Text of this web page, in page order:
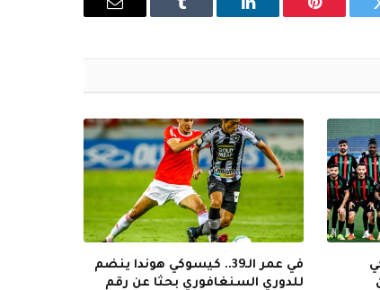
بينتيريستلينكدإن Tumblr
البريد
في عمر الـ39.. كيسوكي هوندا ينضم
للدوري السنغافوري بحثا عن رقم